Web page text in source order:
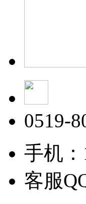
0519-
手机
客服